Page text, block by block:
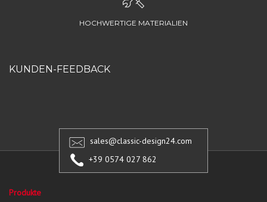
HOCHWERTIGE MATERIALIEN
KUNDEN-FEEDBACK
sales@classic-design24.com
+39 0574 027 862
Produkte